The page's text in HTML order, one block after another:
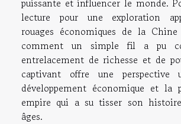
lecture pour une exploration
rouages économiques de la
comment un simple fil a pu
entrelacement de richesse et de
captivant offre une perspective
développement économique et la
empire qui a su tisser son
âges.